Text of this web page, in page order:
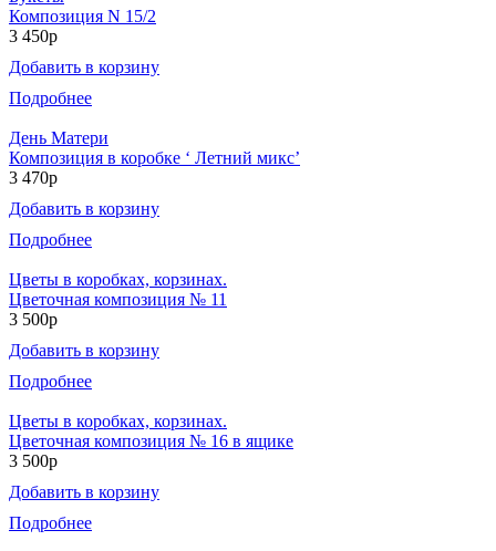
Композиция N 15/2
3 450р
Добавить в корзину
Подробнее
День Матери
Композиция в коробке ‘ Летний микс’
3 470р
Добавить в корзину
Подробнее
Цветы в коробках, корзинах.
Цветочная композиция № 11
3 500р
Добавить в корзину
Подробнее
Цветы в коробках, корзинах.
Цветочная композиция № 16 в ящике
3 500р
Добавить в корзину
Подробнее